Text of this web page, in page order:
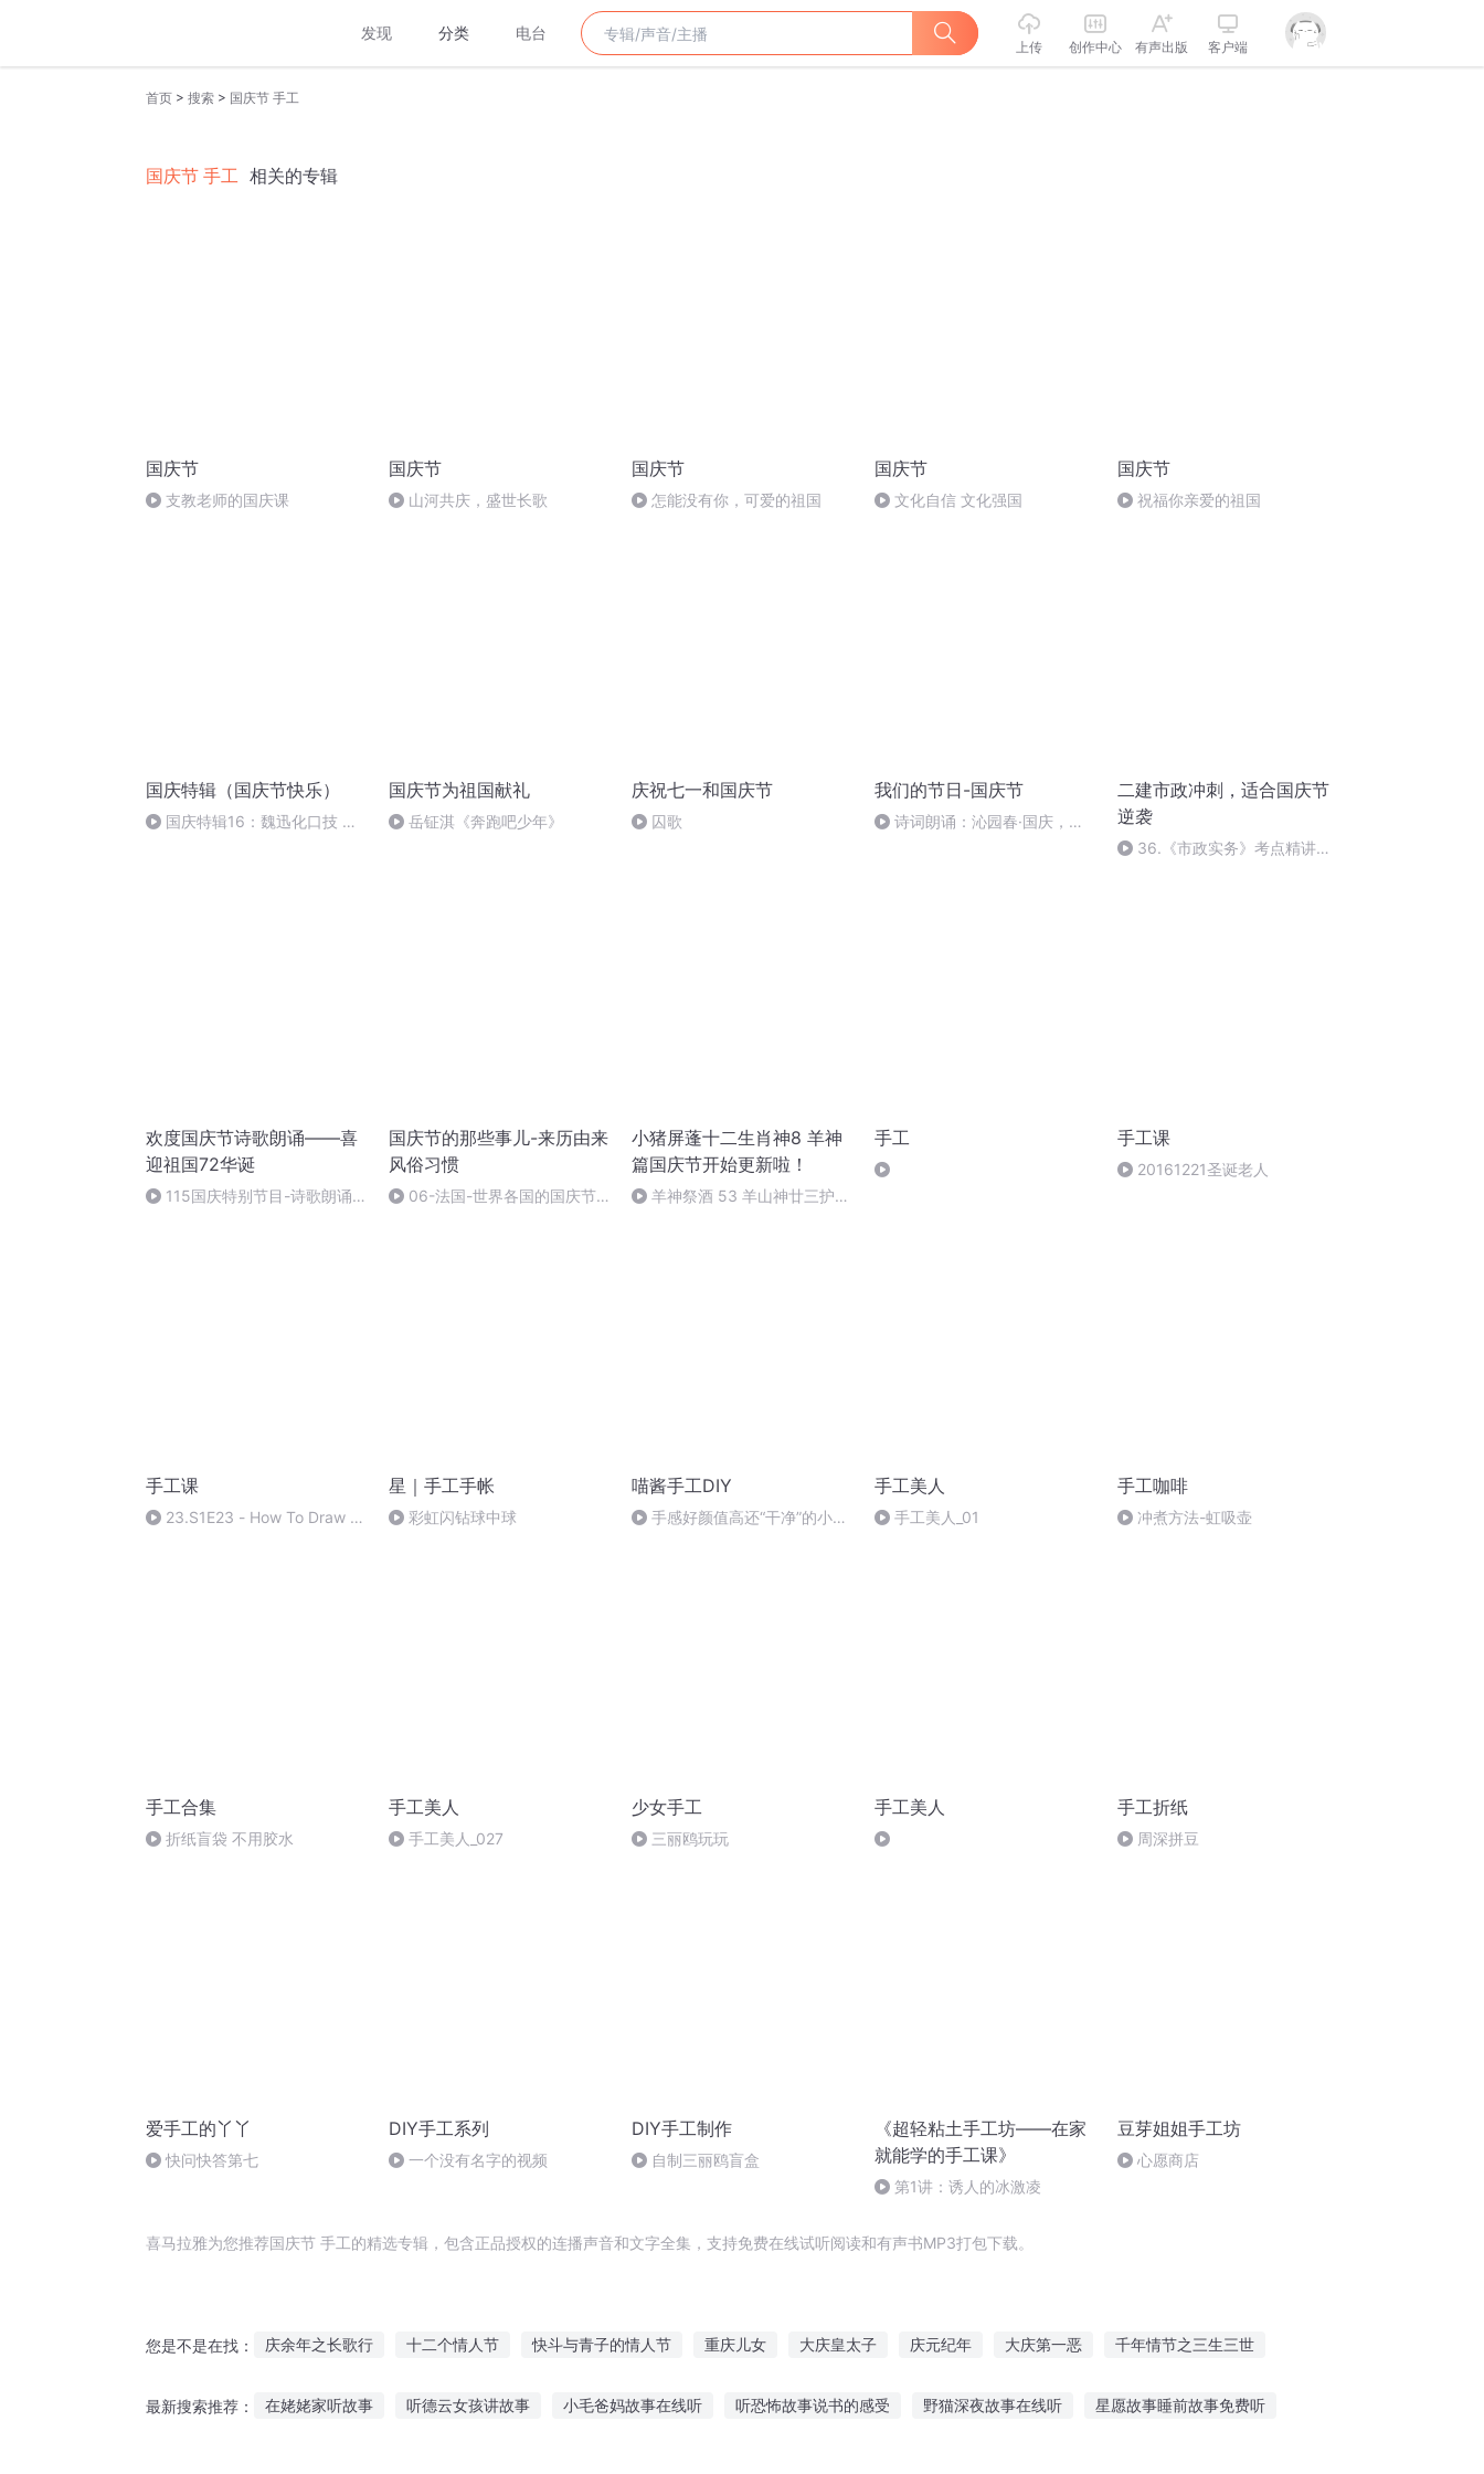
发现 分类 电台
上传 创作中心 有声出版 客户端
首页 > 搜索 > 国庆节 手工
国庆节 手工 相关的专辑
国庆节
支教老师的国庆课
国庆节
山河共庆，盛世长歌
国庆节
怎能没有你，可爱的祖国
国庆节
文化自信 文化强国
国庆节
祝福你亲爱的祖国
国庆特辑（国庆节快乐）
国庆特辑16：魏迅化口技 二
国庆节为祖国献礼
岳钲淇《奔跑吧少年》
庆祝七一和国庆节
囚歌
我们的节日-国庆节
诗词朗诵：沁园春·国庆，朗
二建市政冲刺，适合国庆节
逆袭
36.《市政实务》考点精讲第
欢度国庆节诗歌朗诵——喜
迎祖国72华诞
115国庆特别节目-诗歌朗诵-
国庆节的那些事儿-来历由来
风俗习惯
06-法国-世界各国的国庆节-
小猪屏蓬十二生肖神8 羊神
篇国庆节开始更新啦！
羊神祭酒 53 羊山神廿三护祭
手工 手工课
20161221圣诞老人
手工课
23.S1E23 - How To Draw A
星｜手工手帐
彩虹闪钻球中球
喵酱手工DIY
手感好颜值高还“干净”的小店
手工美人
手工美人_01
手工咖啡
冲煮方法-虹吸壶
手工合集
折纸盲袋 不用胶水
手工美人
手工美人_027
少女手工
三丽鸥玩玩
手工美人 手工折纸
周深拼豆
爱手工的丫丫
快问快答第七
DIY手工系列
一个没有名字的视频
DIY手工制作
自制三丽鸥盲盒
《超轻粘土手工坊——在家
就能学的手工课》
第1讲：诱人的冰激凌
豆芽姐姐手工坊
心愿商店
喜马拉雅为您推荐国庆节 手工的精选专辑，包含正品授权的连播声音和文字全集，支持免费在线试听阅读和有声书MP3打包下载。
您是不是在找： 庆余年之长歌行 十二个情人节 快斗与青子的情人节 重庆儿女 大庆皇太子 庆元纪年 大庆第一恶 千年情节之三生三世
最新搜索推荐： 在姥姥家听故事 听德云女孩讲故事 小毛爸妈故事在线听 听恐怖故事说书的感受 野猫深夜故事在线听 星愿故事睡前故事免费听